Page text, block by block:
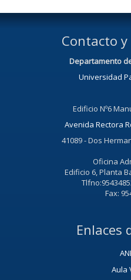
Contacto
Departamento
Universidad
Edificio Nº6
Avenida Rectora
41089 - Dos
Oficina
Edificio 6, Planta
Fax:
Enlaces
Aula